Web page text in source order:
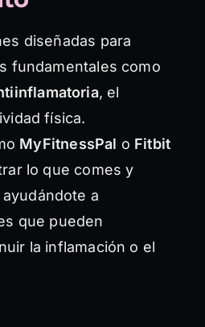
diseñadas para
fundamentales como
, el
física.
MyFitnessPal o Fitbit
lo que comes y
a
que pueden
la inflamación o el